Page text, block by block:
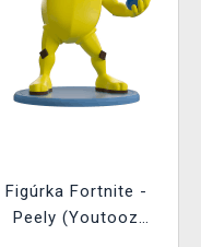
Figúrka Fortnite -
Peely (Youtooz